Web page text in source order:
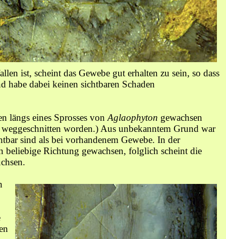
ist, scheint das Gewebe gut erhalten zu sein, so dass
habe dabei keinen sichtbaren Schaden
längs eines Sprosses von Aglaophyton gewachsen
worden.) Aus unbekanntem Grund war
sind als bei vorhandenem Gewebe. In der
beliebige Richtung gewachsen, folglich scheint die